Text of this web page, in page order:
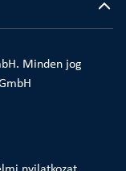
Minden jog